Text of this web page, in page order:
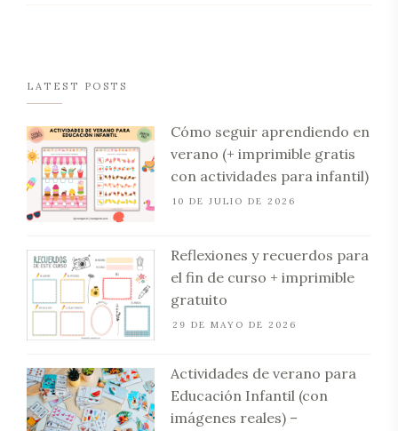
LATEST POSTS
Cómo seguir aprendiendo en
verano (+ imprimible gratis
con actividades para infantil)
10 DE JULIO DE 2026
Reflexiones y recuerdos para
el fin de curso + imprimible
gratuito
29 DE MAYO DE 2026
Actividades de verano para
Educación Infantil (con
imágenes reales) –